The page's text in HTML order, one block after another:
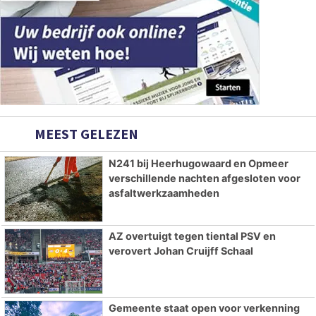
MEEST GELEZEN
N241 bij Heerhugowaard en Opmeer
verschillende nachten afgesloten voor
asfaltwerkzaamheden
AZ overtuigt tegen tiental PSV en
verovert Johan Cruijff Schaal
Gemeente staat open voor verkenning